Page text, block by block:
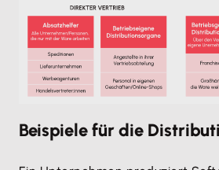
Beispiele für die